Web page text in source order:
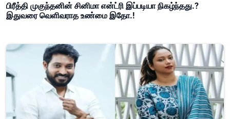
பிரீத்தி முகுந்தனின் சினிமா என்ட்ரி இப்படியா நிகழ்ந்தது.?
இதுவரை வெளிவராத உண்மை இதோ.!